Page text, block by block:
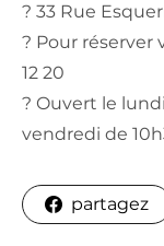
? 33 Rue
? Pour réserver
12 20
? Ouvert le
vendredi de
partagez